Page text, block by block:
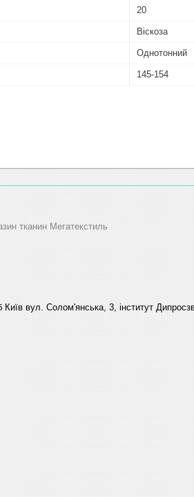
20
Віскоза
Однотонний
145-154
тканин Мегатекстиль
вул. Солом'янська, 3, інститут